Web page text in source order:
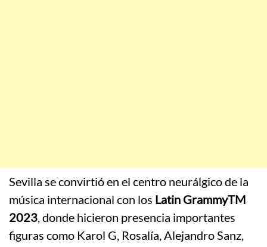
Sevilla se convirtió en el centro neurálgico de la
música internacional con los Latin GrammyTM
2023, donde hicieron presencia importantes
figuras como Karol G, Rosalía, Alejandro Sanz,